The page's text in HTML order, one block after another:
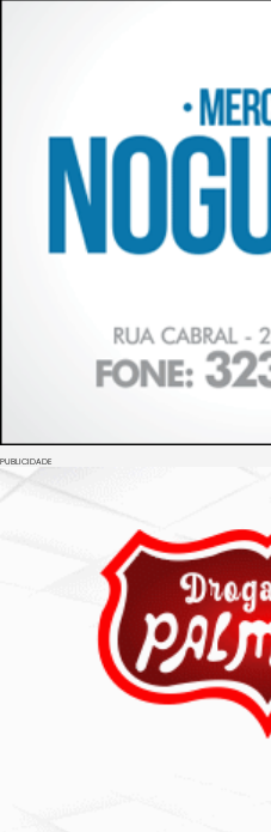
PUBLICIDADE